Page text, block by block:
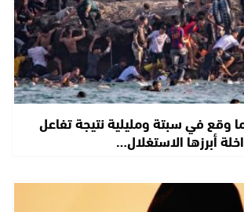
ما وقع في سبتة ومليلية نتيجة تفاعل
أبرزها الاستغلال…